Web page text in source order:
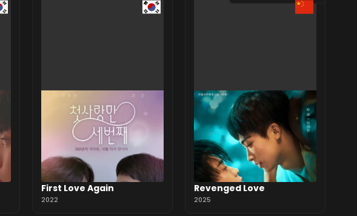
First Love Again
2022
Revenged Love
2025